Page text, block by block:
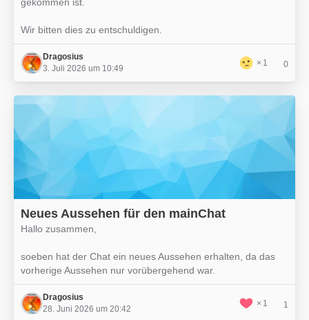
Wir bitten dies zu entschuldigen.
Dragosius
3. Juli 2026 um 10:49
1 0
Neues Aussehen für den mainChat
Hallo zusammen,
soeben hat der Chat ein neues Aussehen erhalten, da das
vorherige Aussehen nur vorübergehend war.
Dragosius
28. Juni 2026 um 20:42
1 1